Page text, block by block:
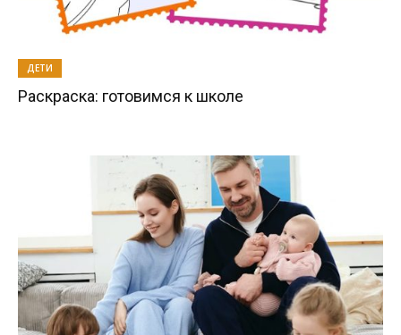
ДЕТИ
Раскраска: готовимся к школе